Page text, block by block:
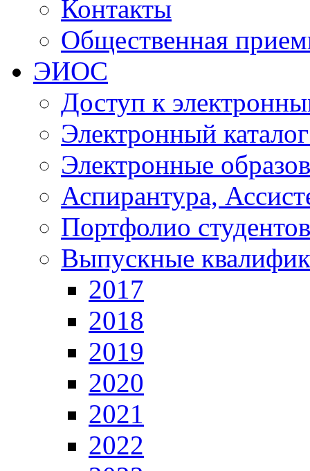
Контакты
Общественная
ЭИОС
Доступ к
Электронный
Электронные
Аспирантура,
Портфолио студентов
Выпускные
2017
2018
2019
2020
2021
2022